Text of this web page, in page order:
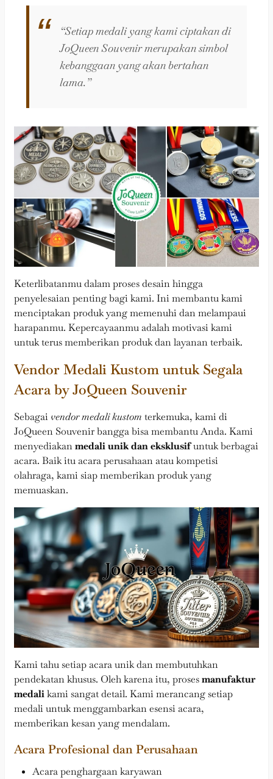
“Setiap medali yang kami ciptakan di
JoQueen Souvenir merupakan simbol
kebanggaan yang akan bertahan
lama.”
Keterlibatanmu dalam proses desain hingga
penyelesaian penting bagi kami. Ini membantu kami
menciptakan produk yang memenuhi dan melampaui
harapanmu. Kepercayaanmu adalah motivasi kami
untuk terus memberikan produk dan layanan terbaik.
Vendor Medali Kustom untuk Segala
Acara by JoQueen Souvenir
Sebagai vendor medali kustom terkemuka, kami di
JoQueen Souvenir bangga bisa membantu Anda. Kami
menyediakanmedali unik dan eksklusifuntuk berbagai
acara. Baik itu acara perusahaan atau kompetisi
olahraga, kami siap memberikan produk yang
memuaskan.
Kami tahu setiap acara unik dan membutuhkan
pendekatan khusus. Oleh karena itu, prosesmanufaktur
medalikami sangat detail. Kami merancang setiap
medali untuk menggambarkan esensi acara,
memberikan kesan yang mendalam.
Acara Profesional dan Perusahaan
Acara penghargaan karyawan